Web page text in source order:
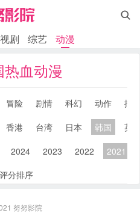

剧 综艺 动漫
血动漫
冒险 剧情 科幻 动作
搞
香港 台湾 日本 韩国
英
2024 2023 2022 2021
分排序
努努影院